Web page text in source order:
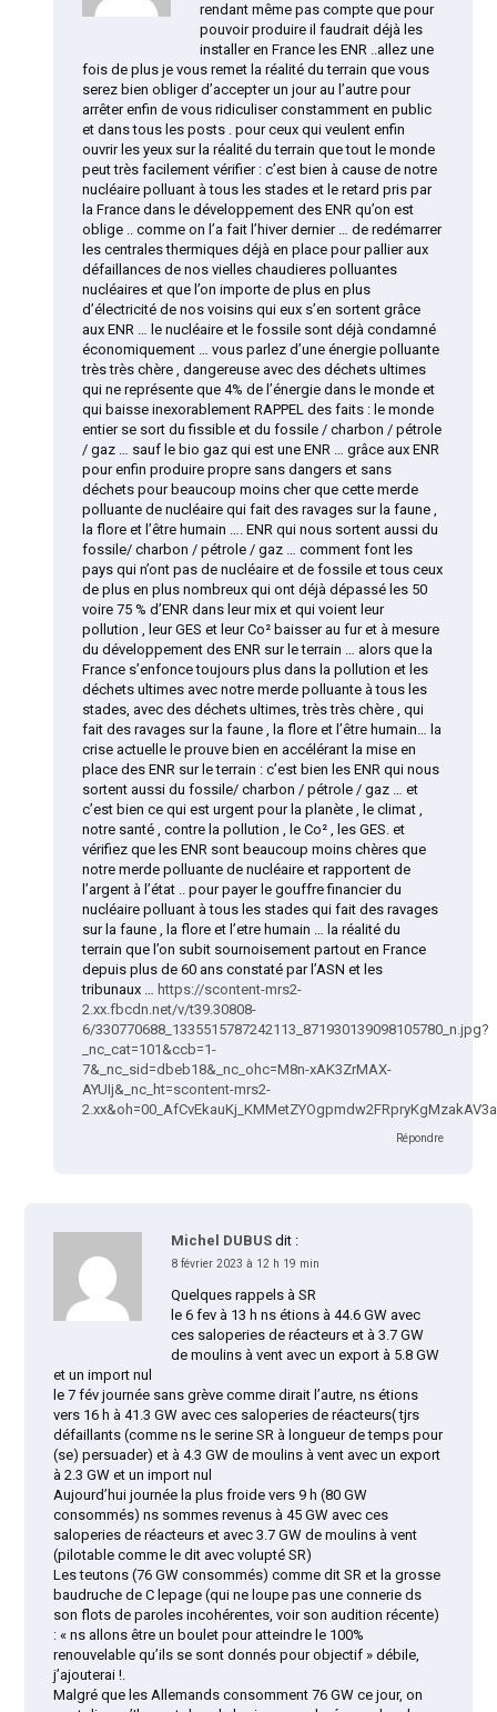
rendant même pas compte que pour
pouvoir produire il faudrait déjà les
installer en France les ENR ..allez une
fois de plus je vous remet la réalité du terrain que vous
serez bien obliger d’accepter un jour au l’autre pour
arrêter enfin de vous ridiculiser constamment en public
et dans tous les posts . pour ceux qui veulent enfin
ouvrir les yeux sur la réalité du terrain que tout le monde
peut très facilement vérifier : c’est bien à cause de notre
nucléaire polluant à tous les stades et le retard pris par
la France dans le développement des ENR qu’on est
oblige .. comme on l’a fait l’hiver dernier … de redémarrer
les centrales thermiques déjà en place pour pallier aux
défaillances de nos vielles chaudieres polluantes
nucléaires et que l’on importe de plus en plus
d’électricité de nos voisins qui eux s’en sortent grâce
aux ENR … le nucléaire et le fossile sont déjà condamné
économiquement … vous parlez d’une énergie polluante
très très chère , dangereuse avec des déchets ultimes
qui ne représente que 4% de l’énergie dans le monde et
qui baisse inexorablement RAPPEL des faits : le monde
entier se sort du fissible et du fossile / charbon / pétrole
/ gaz … sauf le bio gaz qui est une ENR … grâce aux ENR
pour enfin produire propre sans dangers et sans
déchets pour beaucoup moins cher que cette merde
polluante de nucléaire qui fait des ravages sur la faune ,
la flore et l’être humain …. ENR qui nous sortent aussi du
fossile/ charbon / pétrole / gaz … comment font les
pays qui n’ont pas de nucléaire et de fossile et tous ceux
de plus en plus nombreux qui ont déjà dépassé les 50
voire 75 % d’ENR dans leur mix et qui voient leur
pollution , leur GES et leur Co² baisser au fur et à mesure
du développement des ENR sur le terrain … alors que la
France s’enfonce toujours plus dans la pollution et les
déchets ultimes avec notre merde polluante à tous les
stades, avec des déchets ultimes, très très chère , qui
fait des ravages sur la faune , la flore et l’être humain… la
crise actuelle le prouve bien en accélérant la mise en
place des ENR sur le terrain : c’est bien les ENR qui nous
sortent aussi du fossile/ charbon / pétrole / gaz … et
c’est bien ce qui est urgent pour la planète , le climat ,
notre santé , contre la pollution , le Co² , les GES. et
vérifiez que les ENR sont beaucoup moins chères que
notre merde polluante de nucléaire et rapportent de
l’argent à l’état .. pour payer le gouffre financier du
nucléaire polluant à tous les stades qui fait des ravages
sur la faune , la flore et l’etre humain … la réalité du
terrain que l’on subit sournoisement partout en France
depuis plus de 60 ans constaté par l’ASN et les
tribunaux … https://scontent-mrs2-
2.xx.fbcdn.net/v/t39.30808-
6/330770688_1335515787242113_871930139098105780_n.jpg?
_nc_cat=101&ccb=1-
7&_nc_sid=dbeb18&_nc_ohc=M8n-xAK3ZrMAX-
AYUIj&_nc_ht=scontent-mrs2-
Répondre
Michel DUBUS dit :
8 février 2023 à 12 h 19 min
Quelques rappels à SR
le 6 fev à 13 h ns étions à 44.6 GW avec
ces saloperies de réacteurs et à 3.7 GW
de moulins à vent avec un export à 5.8 GW
et un import nul
le 7 fév journée sans grève comme dirait l’autre, ns étions
vers 16 h à 41.3 GW avec ces saloperies de réacteurs( tjrs
défaillants (comme ns le serine SR à longueur de temps pour
(se) persuader) et à 4.3 GW de moulins à vent avec un export
à 2.3 GW et un import nul
Aujourd’hui journée la plus froide vers 9 h (80 GW
consommés) ns sommes revenus à 45 GW avec ces
saloperies de réacteurs et avec 3.7 GW de moulins à vent
(pilotable comme le dit avec volupté SR)
Les teutons (76 GW consommés) comme dit SR et la grosse
baudruche de C lepage (qui ne loupe pas une connerie ds
son flots de paroles incohérentes, voir son audition récente)
: « ns allons être un boulet pour atteindre le 100%
renouvelable qu’ils se sont donnés pour objectif » débile,
j’ajouterai !.
Malgré que les Allemands consomment 76 GW ce jour, on